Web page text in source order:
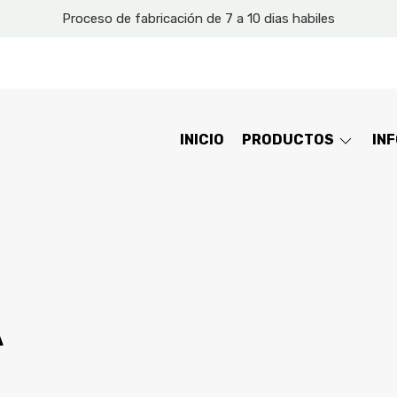
Proceso de fabricación de 7 a 10 dias habiles
INICIO PRODUCTOS